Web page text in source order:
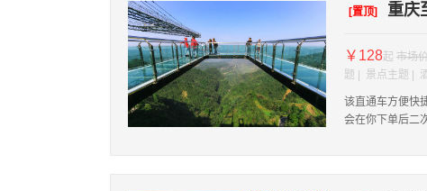
[置顶] 重庆
￥128起 市场
题 | 景点主题 |
该直通车方便快
会在你下单后二